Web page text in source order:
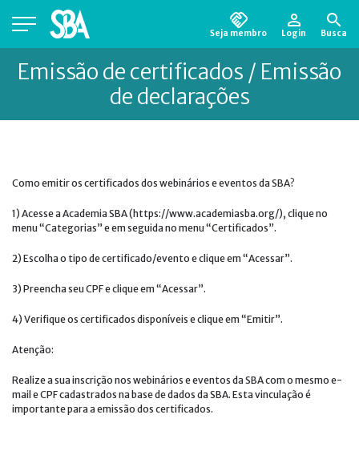
Seja membro Login Busca
aqui para encontrá-lo.
Emissão de certificados / Emissão
de declarações
Como emitir os certificados dos webinários e eventos da SBA?
1) Acesse a Academia SBA (https://www.academiasba.org/), clique no
menu “Categorias” e em seguida no menu “Certificados”.
2) Escolha o tipo de certificado/evento e clique em “Acessar”.
3) Preencha seu CPF e clique em “Acessar”.
4) Verifique os certificados disponíveis e clique em “Emitir”.
Atenção:
Realize a sua inscrição nos webinários e eventos da SBA com o mesmo e-
mail e CPF cadastrados na base de dados da SBA. Esta vinculação é
importante para a emissão dos certificados.